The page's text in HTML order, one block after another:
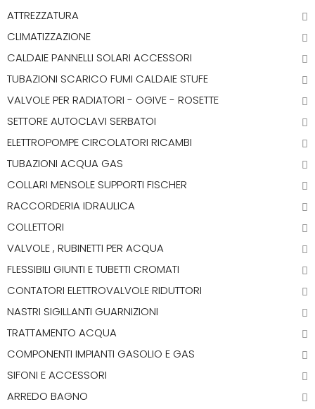
ATTREZZATURA
CLIMATIZZAZIONE
CALDAIE PANNELLI SOLARI ACCESSORI
TUBAZIONI SCARICO FUMI CALDAIE STUFE
VALVOLE PER RADIATORI - OGIVE - ROSETTE
SETTORE AUTOCLAVI SERBATOI
ELETTROPOMPE CIRCOLATORI RICAMBI
TUBAZIONI ACQUA GAS
COLLARI MENSOLE SUPPORTI FISCHER
RACCORDERIA IDRAULICA
COLLETTORI
VALVOLE , RUBINETTI PER ACQUA
FLESSIBILI GIUNTI E TUBETTI CROMATI
CONTATORI ELETTROVALVOLE RIDUTTORI
NASTRI SIGILLANTI GUARNIZIONI
TRATTAMENTO ACQUA
COMPONENTI IMPIANTI GASOLIO E GAS
SIFONI E ACCESSORI
ARREDO BAGNO